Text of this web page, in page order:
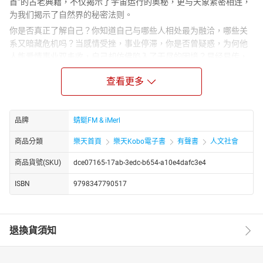
为我们揭示了自然界的秘密法则。
你是否真正了解自己？你知道自己与哪些人相处最为融洽，哪些关
系又暗藏危机吗？当感情受挫，事业停滞，你是否曾疑惑，为何他
正是那把开启智慧之门的钥匙，它不仅能提升你的国学素养，增强
文化底蕴，更能让你深入了解中国古代哲学思想，从而在人生的道
路上实现质的飞跃。
从古代帝王到现代智者，易经始终以其独特的魅力吸引着无数人的
目光。而学《易经》，必读《易传》。本专辑精心讲解的“易传篇”，
从《系辞传》和《说卦传》的经典篇章入手，深入挖掘汉字背后的
进行详尽解读。同时，我们还将古代民间传说与信仰融入其中，为
你揭示儒家道学思想的深刻内涵。
哲理应用于现实生活，从而在纷繁复杂的世界中，建立正确的价值
取向，找到属于自己的幸福与成功之道。让我们一起走进《精讲
查看更多
品牌 蜻蜓FM & iMerl
商品分類 樂天首頁 樂天Kobo電子書 有聲書 人文社會
商品貨號(SKU) dce07165-17ab-3edc-b654-a10e4dafc3e4
ISBN 9798347790517
退換貨須知